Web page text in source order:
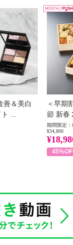
PUSH
善＆美白
...
＜早期
節 新春
期間限定：
¥34,800